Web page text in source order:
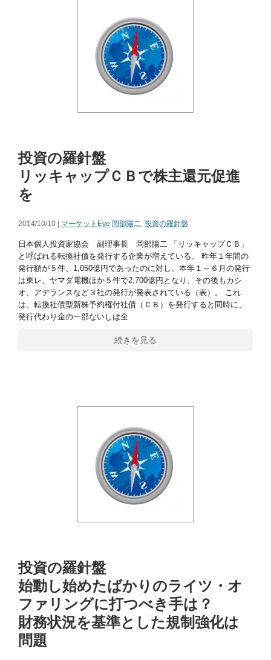
投資の羅針盤
リッキャップＣＢで株主還元促進
を
2014/10/10 | マーケットEye 岡部陽二, 投資の羅針盤
日本個人投資家協会 副理事長 岡部陽二 「リッキャップＣＢ」
と呼ばれる転換社債を発行する企業が増えている。 昨年１年間の
発行額が５件、1,050億円であったのに対し、本年１～６月の発行
は東レ、ヤマダ電機ほか５件で2,700億円となり、その後もカシ
オ、アデランスなど３社の発行が発表されている（表）。 これ
は、転換社債型新株予約権付社債（ＣＢ）を発行すると同時に、
発行代わり金の一部ないしは全
続きを見る
投資の羅針盤
始動し始めたばかりのライツ・オ
ファリングに打つべき手は？
財務状況を基準とした規制強化は
問題